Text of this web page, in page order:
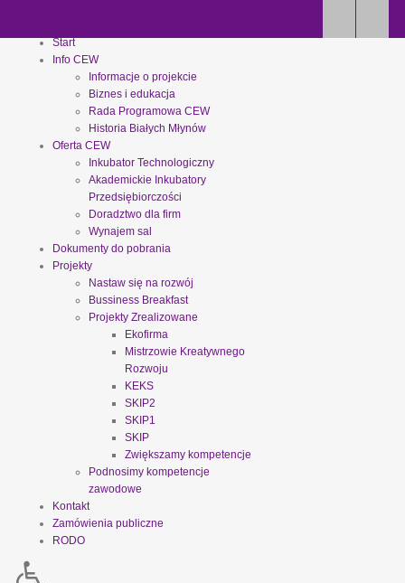
Start
Info CEW
Informacje o projekcie
Biznes i edukacja
Rada Programowa CEW
Historia Białych Młynów
Oferta CEW
Inkubator Technologiczny
Akademickie Inkubatory
Przedsiębiorczości
Doradztwo dla firm
Wynajem sal
Dokumenty do pobrania
Projekty
Nastaw się na rozwój
Bussiness Breakfast
Projekty Zrealizowane
Ekofirma
Mistrzowie Kreatywnego
Rozwoju
KEKS
SKIP2
SKIP1
SKIP
Zwiększamy kompetencje
Podnosimy kompetencje
zawodowe
Kontakt
Zamówienia publiczne
RODO